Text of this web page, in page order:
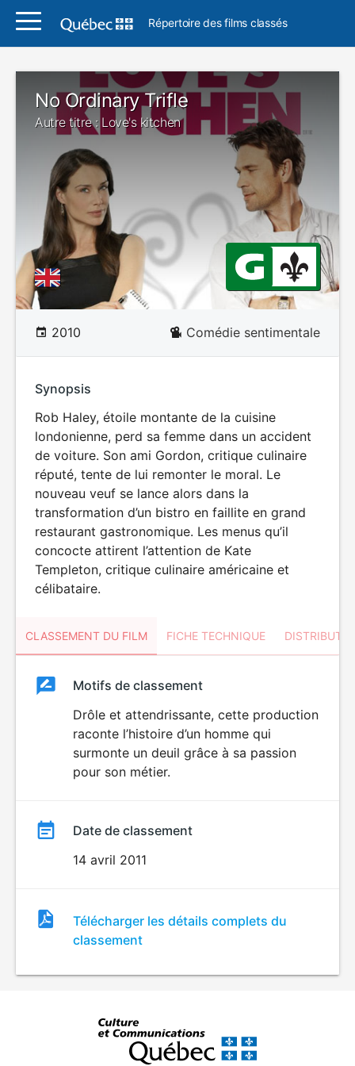
Répertoire des films classés
No Ordinary Trifle
Autre titre : Love's kitchen
2010 Comédie sentimentale
Synopsis
Rob Haley, étoile montante de la cuisine
londonienne, perd sa femme dans un accident
de voiture. Son ami Gordon, critique culinaire
réputé, tente de lui remonter le moral. Le
nouveau veuf se lance alors dans la
transformation d’un bistro en faillite en grand
restaurant gastronomique. Les menus qu’il
concocte attirent l’attention de Kate
Templeton, critique culinaire américaine et
célibataire.
CLASSEMENT DU FILM FICHE TECHNIQUE
ClassementClassement
Motifs de classement
Drôle et attendrissante, cette production
raconte l’histoire d’un homme qui
surmonte un deuil grâce à sa passion
pour son métier.
Date de classement
14 avril 2011
Fichier
de
classement
Télécharger les détails complets du
classement